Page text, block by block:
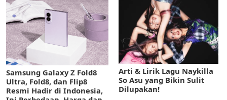
Samsung Galaxy Z Fold8
Ultra, Fold8, dan Flip8
Resmi Hadir di Indonesia,
Arti & Lirik Lagu Naykilla
So Asu yang Bikin Sulit
Dilupakan!